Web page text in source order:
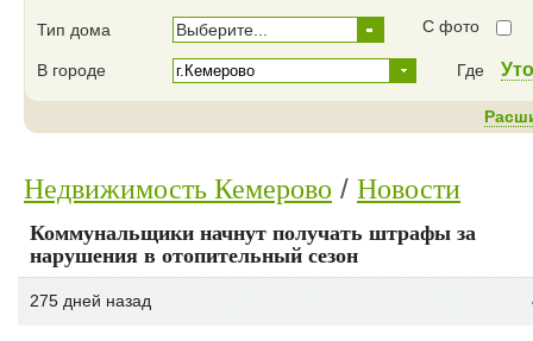
Тип дома Выберите... С фото
В городе Где
Недвижимость Кемерово Новости
Коммунальщики начнут получать штрафы за
нарушения в отопительный сезон
275 дней назад